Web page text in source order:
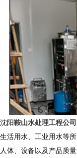
沈阳鞍山水处理工程公司
生活用水、工业用水等
人体、设备以及产品质